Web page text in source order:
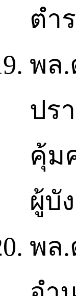
ตำ
พล.
ปร
คุ้ม
ผู้บั
พล